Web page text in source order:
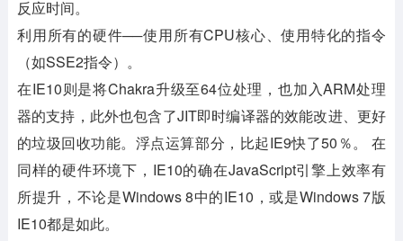
反应时间。
利用所有的硬件──使用所有CPU核心、使用特化的指令
（如SSE2指令）。
在IE10则是将Chakra升级至64位处理，也加入ARM处理
器的支持，此外也包含了JIT即时编译器的效能改进、更好
的垃圾回收功能。浮点运算部分，比起IE9快了50％。 在
同样的硬件环境下，IE10的确在JavaScript引擎上效率有
所提升，不论是Windows 8中的IE10，或是Windows 7版
IE10都是如此。